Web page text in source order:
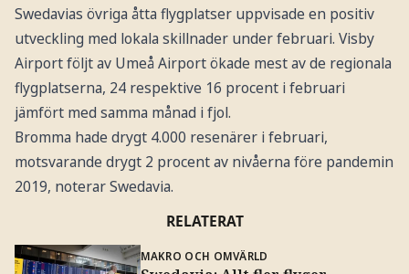
Swedavias övriga åtta flygplatser uppvisade en positiv
utveckling med lokala skillnader under februari. Visby
Airport följt av Umeå Airport ökade mest av de regionala
flygplatserna, 24 respektive 16 procent i februari
jämfört med samma månad i fjol.
Bromma hade drygt 4.000 resenärer i februari,
motsvarande drygt 2 procent av nivåerna före pandemin
2019, noterar Swedavia.
RELATERAT
MAKRO OCH OMVÄRLD